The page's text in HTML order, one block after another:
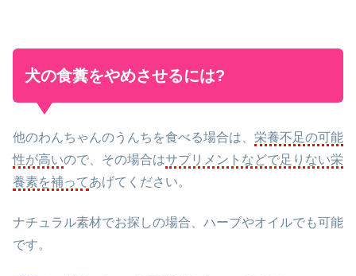
犬の食糞をやめさせるには?
他のわんちゃんのうんちを食べる場合は、 栄養不足の可能
性が高いので、その場合はサプリメントなどで足りない栄
養素を補ってあげてください。
ナチュラル素材でお探しの場合、ハーブやオイルでも可能
です。